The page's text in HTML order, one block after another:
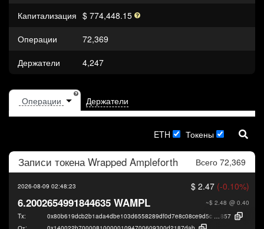
Капитализация $ 774,448.15
Операции
72,369
Держатели
4,247
Держатели
ETH Токены
Записи токена Wrapped Ampleforth Всего 72,369
2026-08-09 02:48:23 $ 2.47 (-0.10%)
~$ 2.48 @ 0.40
6.2002654991844635 WAMPL
Tx: 0x80b619dcb2b1ada4dbe103d6558289df0d7e8c08ce9d5c3312601526ec14a
857